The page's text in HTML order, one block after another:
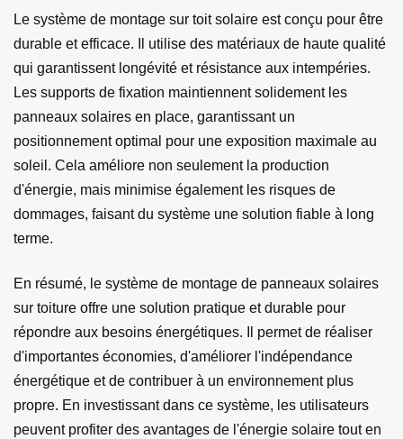
Le système de montage sur toit solaire est conçu pour être
durable et efficace. Il utilise des matériaux de haute qualité
qui garantissent longévité et résistance aux intempéries.
Les supports de fixation maintiennent solidement les
panneaux solaires en place, garantissant un
positionnement optimal pour une exposition maximale au
soleil. Cela améliore non seulement la production
d'énergie, mais minimise également les risques de
dommages, faisant du système une solution fiable à long
terme.
En résumé, le système de montage de panneaux solaires
sur toiture offre une solution pratique et durable pour
répondre aux besoins énergétiques. Il permet de réaliser
d'importantes économies, d'améliorer l'indépendance
énergétique et de contribuer à un environnement plus
propre. En investissant dans ce système, les utilisateurs
peuvent profiter des avantages de l'énergie solaire tout en